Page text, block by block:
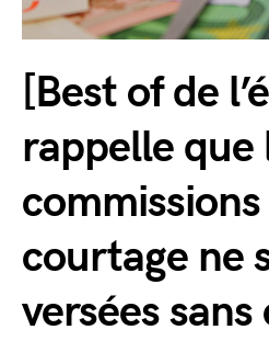
[Best of de
rappelle que
courtage ne
versées